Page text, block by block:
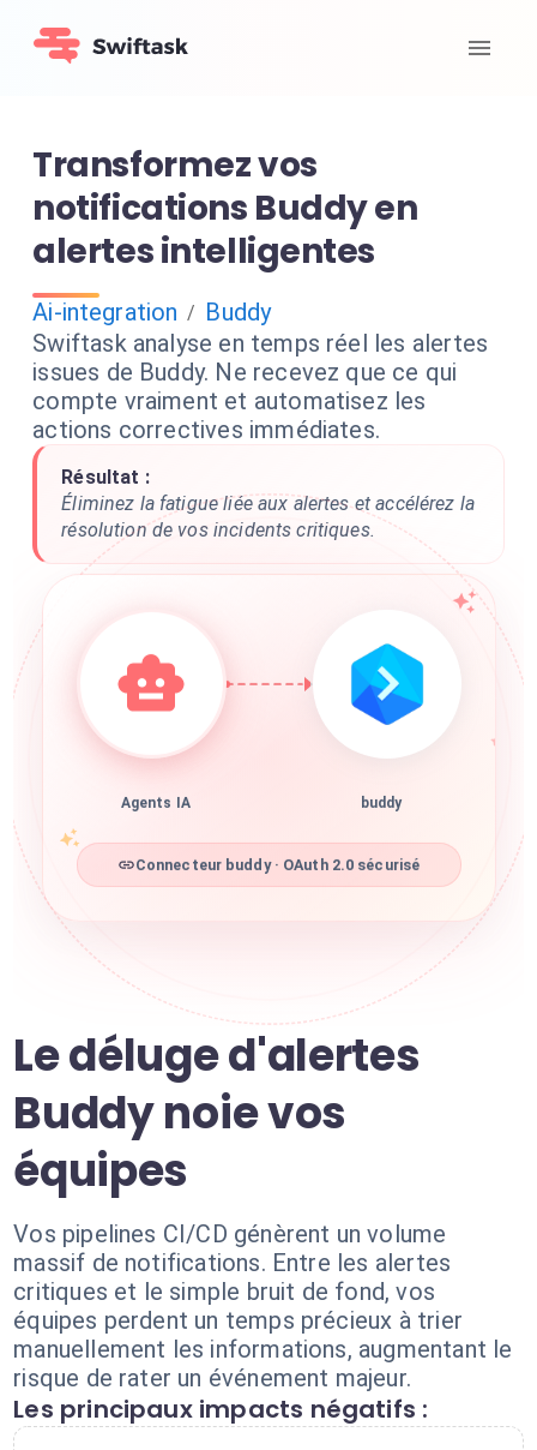
Transformez vos
notifications Buddy en
alertes intelligentes
Ai-integration / Buddy
Swiftask analyse en temps réel les alertes
issues de Buddy. Ne recevez que ce qui
compte vraiment et automatisez les
actions correctives immédiates.
Résultat :
Éliminez la fatigue liée aux alertes et accélérez la
résolution de vos incidents critiques.
Agents IA buddy
Connecteur buddy · OAuth 2.0 sécurisé
Le déluge d'alertes
Buddy noie vos
équipes
Vos pipelines CI/CD génèrent un volume
massif de notifications. Entre les alertes
critiques et le simple bruit de fond, vos
équipes perdent un temps précieux à trier
manuellement les informations, augmentant le
risque de rater un événement majeur.
Les principaux impacts négatifs :